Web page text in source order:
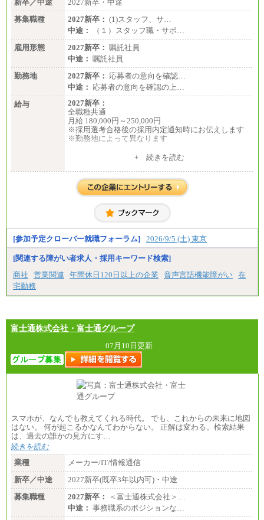
新卒／中途
2027新卒・中途
募集職種
2027新卒： (1)スタッフ、サ…
中途：
（１）スタッフ職・サポ…
雇用形態
2027新卒： 嘱託社員
中途： 嘱託社員
勤務地
2027新卒： 応募者の意向を確認…
中途： 応募者の意向を確認の上…
給与
2027新卒：
全職種共通
月給 180,000円～250,000円
※採用選考合格後の採用内定通知時にお伝えします
※勤務地によって異なります
月給 200,000円～250,000円
入社時の処遇は経験・能力を考慮の上、当社規程に
より決定します。
お伝えします。
+ 続きを読む
[参加予定クローバー就職フォーラム] 2026/9/5 (土) 東京
[関連する障がい者求人・採用キーワード検索]
商社
営業関連 年間休日120日以上の企業 音声言語機能障がい 在
宅勤務
富士通株式会社・富士通グループ
07月10日更新
スマホが、なんでも教えてくれる時代。 でも、これからの未来に地図
はない。 何が起こるかなんてわからない。 正解は変わる。検索結果
は、過去の誰かの見方にす…
続きを読む
業種
メーカー/IT/情報通信
新卒／中途
2027新卒(既卒3年以内可)・中途
募集職種
2027新卒：
＜富士通株式会社＞…
中途： 事務職系のポジションな…